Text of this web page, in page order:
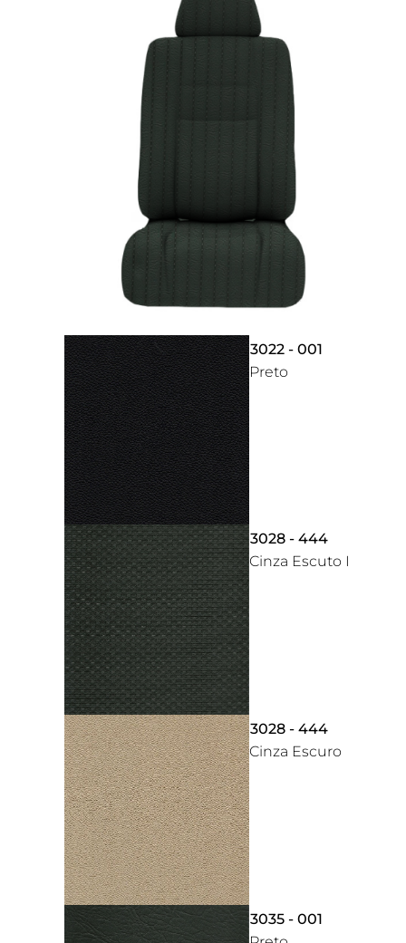
3022 - 001
Preto
3028 - 444
Cinza Escuto I
3028 - 444
Cinza Escuro
3035 - 001